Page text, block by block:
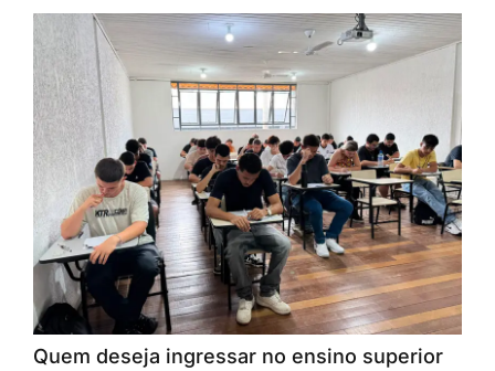
Quem deseja ingressar no ensino superior